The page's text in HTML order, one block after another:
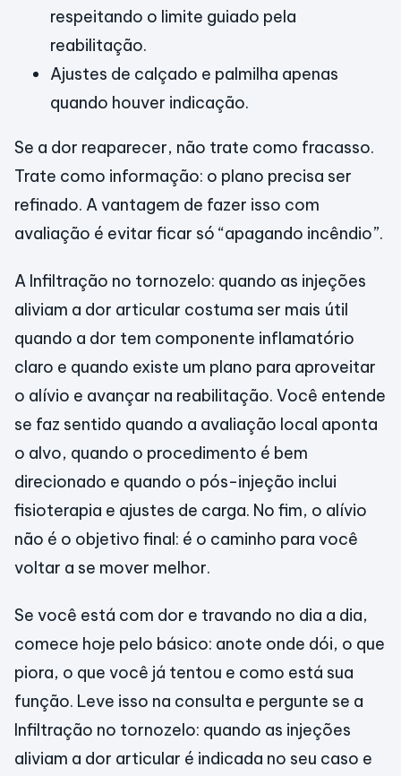
respeitando o limite guiado pela
reabilitação.
Ajustes de calçado e palmilha apenas
quando houver indicação.
Se a dor reaparecer, não trate como fracasso.
Trate como informação: o plano precisa ser
refinado. A vantagem de fazer isso com
avaliação é evitar ficar só “apagando incêndio”.
A Infiltração no tornozelo: quando as injeções
aliviam a dor articular costuma ser mais útil
quando a dor tem componente inflamatório
claro e quando existe um plano para aproveitar
o alívio e avançar na reabilitação. Você entende
se faz sentido quando a avaliação local aponta
o alvo, quando o procedimento é bem
direcionado e quando o pós-injeção inclui
fisioterapia e ajustes de carga. No fim, o alívio
não é o objetivo final: é o caminho para você
voltar a se mover melhor.
Se você está com dor e travando no dia a dia,
comece hoje pelo básico: anote onde dói, o que
piora, o que você já tentou e como está sua
função. Leve isso na consulta e pergunte se a
Infiltração no tornozelo: quando as injeções
aliviam a dor articular é indicada no seu caso e